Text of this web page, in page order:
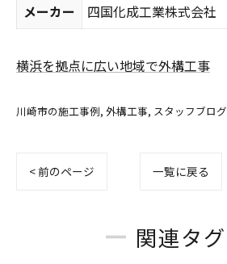
メーカー
四国化成工業株式会社
横浜を拠点に広い地域で外構工事
川崎市の施工事例 外構工事 スタッフブログ
< 前のページ 一覧に戻る
関連タグ